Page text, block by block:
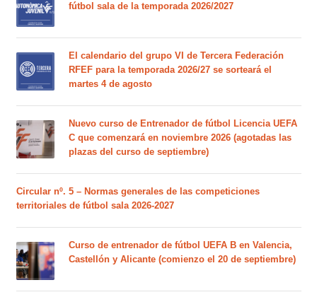
fútbol sala de la temporada 2026/2027
El calendario del grupo VI de Tercera Federación
RFEF para la temporada 2026/27 se sorteará el
martes 4 de agosto
Nuevo curso de Entrenador de fútbol Licencia UEFA
C que comenzará en noviembre 2026 (agotadas las
plazas del curso de septiembre)
Circular nº. 5 – Normas generales de las competiciones
territoriales de fútbol sala 2026-2027
Curso de entrenador de fútbol UEFA B en Valencia,
Castellón y Alicante (comienzo el 20 de septiembre)